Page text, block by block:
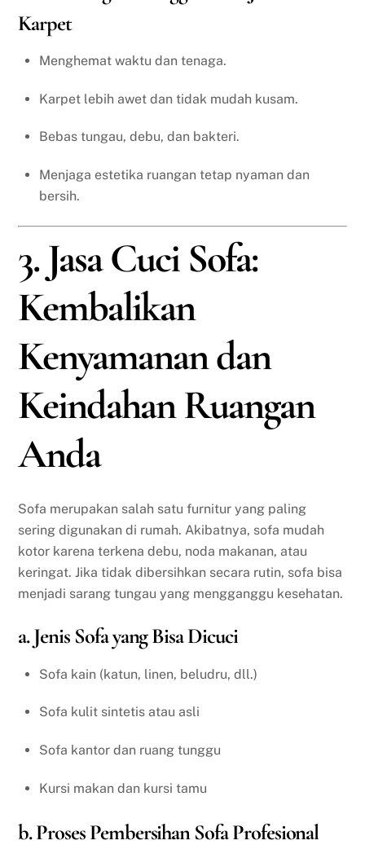
Karpet
Menghemat waktu dan tenaga.
Karpet lebih awet dan tidak mudah kusam.
Bebas tungau, debu, dan bakteri.
Menjaga estetika ruangan tetap nyaman dan
bersih.
3. Jasa Cuci Sofa:
Kembalikan
Kenyamanan dan
Keindahan Ruangan
Anda
Sofa merupakan salah satu furnitur yang paling
sering digunakan di rumah. Akibatnya, sofa mudah
kotor karena terkena debu, noda makanan, atau
keringat. Jika tidak dibersihkan secara rutin, sofa bisa
menjadi sarang tungau yang mengganggu kesehatan.
a. Jenis Sofa yang Bisa Dicuci
Sofa kain (katun, linen, beludru, dll.)
Sofa kulit sintetis atau asli
Sofa kantor dan ruang tunggu
Kursi makan dan kursi tamu
b. Proses Pembersihan Sofa Profesional